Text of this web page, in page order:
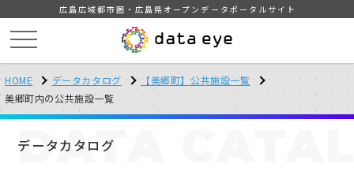
広島広域都市圏・広島県オープンデータポータルサイト
HOME データカタログ
【美郷町】公共施設一覧
美郷町内の公共施設一覧
データカタログ
DATA